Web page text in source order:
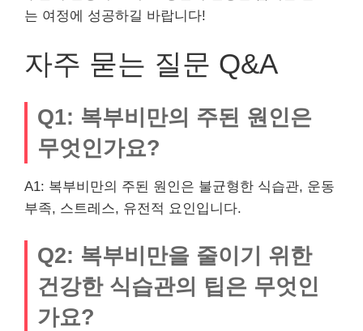
는 여정에 성공하길 바랍니다!
자주 묻는 질문 Q&A
Q1: 복부비만의 주된 원인은
무엇인가요?
A1: 복부비만의 주된 원인은 불균형한 식습관, 운동
부족, 스트레스, 유전적 요인입니다.
Q2: 복부비만을 줄이기 위한
건강한 식습관의 팁은 무엇인
가요?